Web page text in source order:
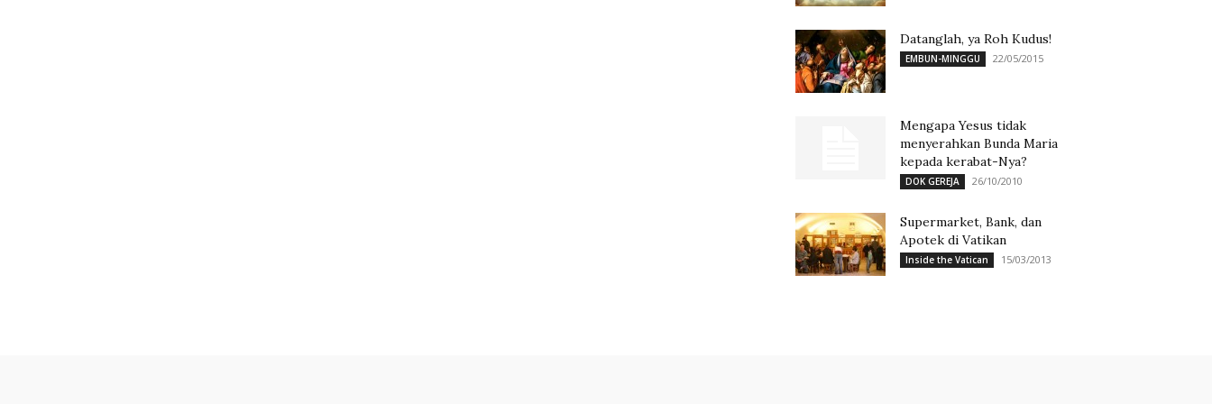
Datanglah, ya Roh Kudus!
EMBUN-MINGGU 22/05/2015
Mengapa Yesus tidak
menyerahkan Bunda Maria
kepada kerabat-Nya?
DOK GEREJA 26/10/2010
Supermarket, Bank, dan
Apotek di Vatikan
Inside the Vatican 15/03/2013